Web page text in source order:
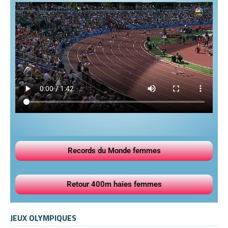
Records du Monde femmes
Retour 400m haies femmes
JEUX OLYMPIQUES